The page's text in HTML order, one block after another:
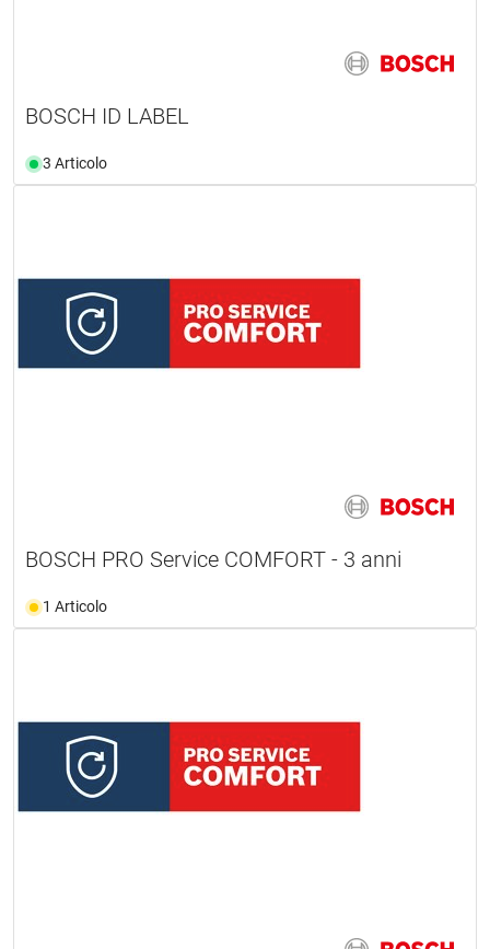
BOSCH ID LABEL
3 Articolo
BOSCH PRO Service COMFORT - 3 anni
1 Articolo